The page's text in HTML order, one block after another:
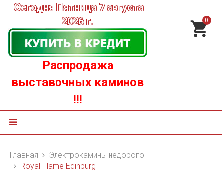
Сегодня Пятница 7 августа
2026 г.
Распродажа
выставочных каминов
!!!
0
Главная
Электрокамины недорого
Royal Flame Edinburg